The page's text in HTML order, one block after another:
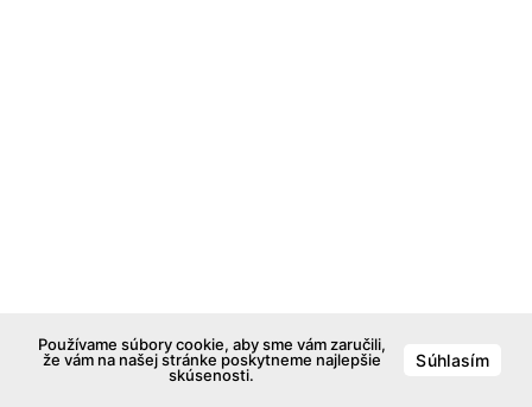
Používame súbory cookie, aby sme vám zaručili,
že vám na našej stránke poskytneme najlepšie
skúsenosti.
Súhlasím